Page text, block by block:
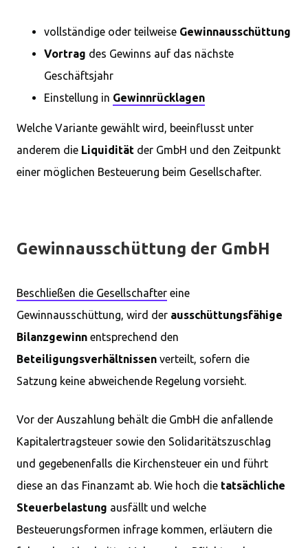
vollständige oder teilweise Gewinnausschüttung
Vortrag des Gewinns auf das nächste
Geschäftsjahr
Einstellung in Gewinnrücklagen
Welche Variante gewählt wird, beeinflusst unter
anderem die Liquidität der GmbH und den Zeitpunkt
einer möglichen Besteuerung beim Gesellschafter.
Gewinnausschüttung der GmbH
Beschließen die Gesellschafter eine
Gewinnausschüttung, wird der ausschüttungsfähige
Bilanzgewinn entsprechend den
Beteiligungsverhältnissen verteilt, sofern die
Satzung keine abweichende Regelung vorsieht.
Vor der Auszahlung behält die GmbH die anfallende
Kapitalertragsteuer sowie den Solidaritätszuschlag
und gegebenenfalls die Kirchensteuer ein und führt
diese an das Finanzamt ab. Wie hoch die tatsächliche
Steuerbelastung ausfällt und welche
Besteuerungsformen infrage kommen, erläutern die